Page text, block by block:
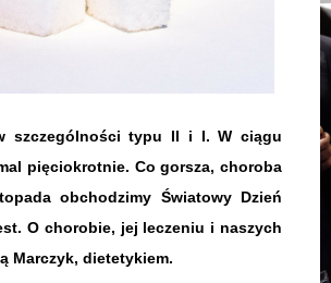
szczególności typu II i I. W ciągu
pięciokrotnie. Co gorsza, choroba
obchodzimy Światowy Dzień
O chorobie, jej leczeniu i naszych
Marczyk, dietetykiem.